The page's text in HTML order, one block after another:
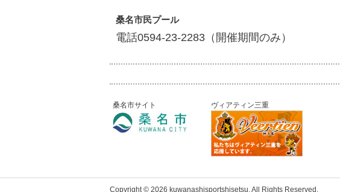
桑名市民プール
電話0594-23-2283（開催期間のみ）
桑名市サイト ヴィアティン三重
Copyright © 2026 kuwanashisportshisetsu. All Rights Reserved.